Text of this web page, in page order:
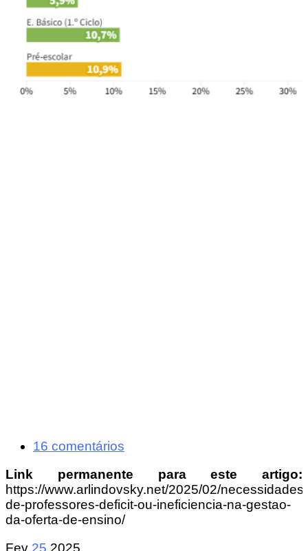
16 comentários
Link permanente para este artigo:
https://www.arlindovsky.net/2025/02/necessidades-
de-professores-deficit-ou-ineficiencia-na-gestao-
da-oferta-de-ensino/